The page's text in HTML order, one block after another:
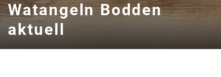
Watangeln Bodden
aktuell